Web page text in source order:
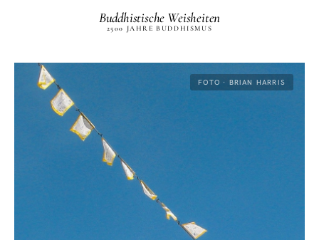
Buddhistische Weisheiten
2500 JAHRE BUDDHISMUS
FOTO · BRIAN HARRIS